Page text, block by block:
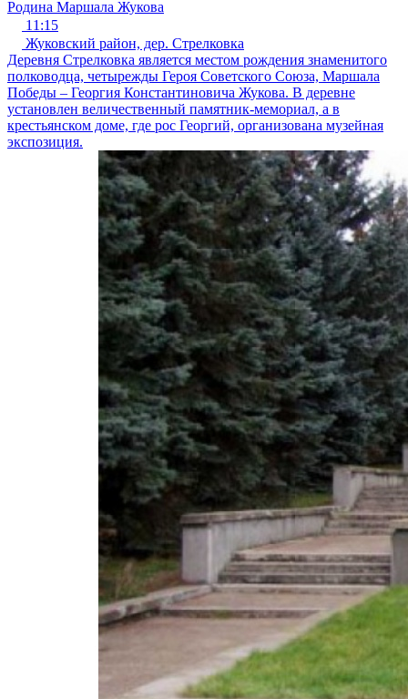
Родина Маршала Жукова
11:15
Жуковский район, дер. Стрелковка
Деревня Стрелковка является местом рождения знаменитого
полководца, четырежды Героя Советского Союза, Маршала
Победы – Георгия Константиновича Жукова. В деревне
установлен величественный памятник-мемориал, а в
крестьянском доме, где рос Георгий, организована музейная
экспозиция.